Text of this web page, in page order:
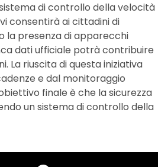
di controllo della velocità
consentirà ai cittadini di
la presenza di apparecchi
dati ufficiale potrà contribuire
La riuscita di questa iniziativa
e dal monitoraggio
finale è che la sicurezza
un sistema di controllo della